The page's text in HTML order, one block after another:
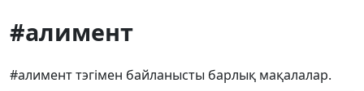
#алимент
#алимент тэгімен байланысты барлық мақалалар.